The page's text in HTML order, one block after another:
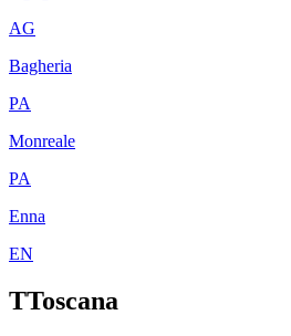
AG
Bagheria
PA
Monreale
PA
Enna
EN
TToscana